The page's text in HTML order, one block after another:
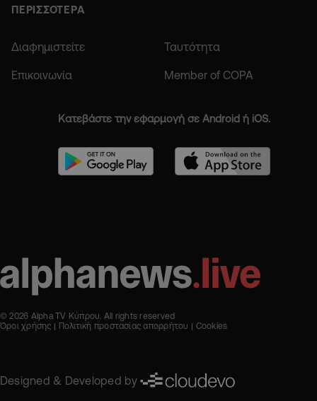
ΠΕΡΙΣΣΟΤΕΡΑ
Διαφημιστείτε Ταυτότητα
Επικοινωνία Member of COPA
Κατεβάστε την εφαρμογή σε Android ή iOS.
© 2026 Alpha TV Κύπρου. All rights reserved
Όροι χρήσης
Πολιτική προστασίας απορρήτου Cookies
Designed & Developed by